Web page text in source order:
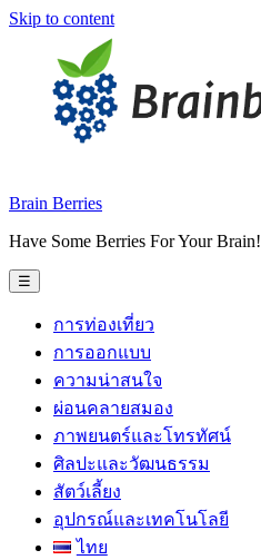
Skip to content
Brain Berries
Have Some Berries For Your Brain!
☰
การท่องเที่ยว
การออกแบบ
ความน่าสนใจ
ผ่อนคลายสมอง
ภาพยนตร์และโทรทัศน์
ศิลปะและวัฒนธรรม
สัตว์เลี้ยง
อุปกรณ์และเทคโนโลยี
ไทย